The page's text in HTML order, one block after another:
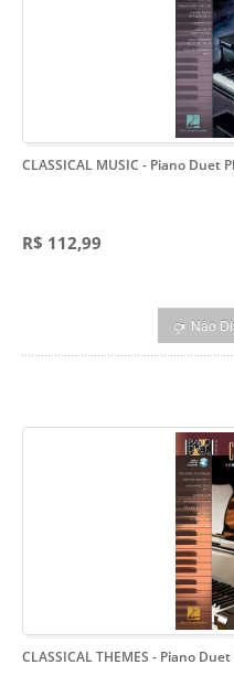
CLASSICAL MUSIC - Piano Duet
R$ 112,99
Não
CLASSICAL THEMES - Piano